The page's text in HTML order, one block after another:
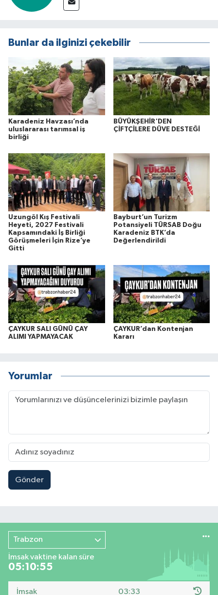
Bunlar da ilginizi çekebilir
Karadeniz Havzası’nda
uluslararası tarımsal iş
birliği
BÜYÜKŞEHİR'DEN
ÇİFTÇİLERE DÜVE DESTEĞİ
Uzungöl Kış Festivali
Heyeti, 2027 Festivali
Kapsamındaki İş Birliği
Görüşmeleri İçin Rize’ye
Gitti
Bayburt’un Turizm
Potansiyeli TÜRSAB Doğu
Karadeniz BTK’da
Değerlendirildi
ÇAYKUR SALI GÜNÜ ÇAY
ALIMI YAPMAYACAK
ÇAYKUR’dan Kontenjan
Kararı
Yorumlar
Gönder
Trabzon
İmsak vaktine kalan süre
05:10:54
İmsak 03:33